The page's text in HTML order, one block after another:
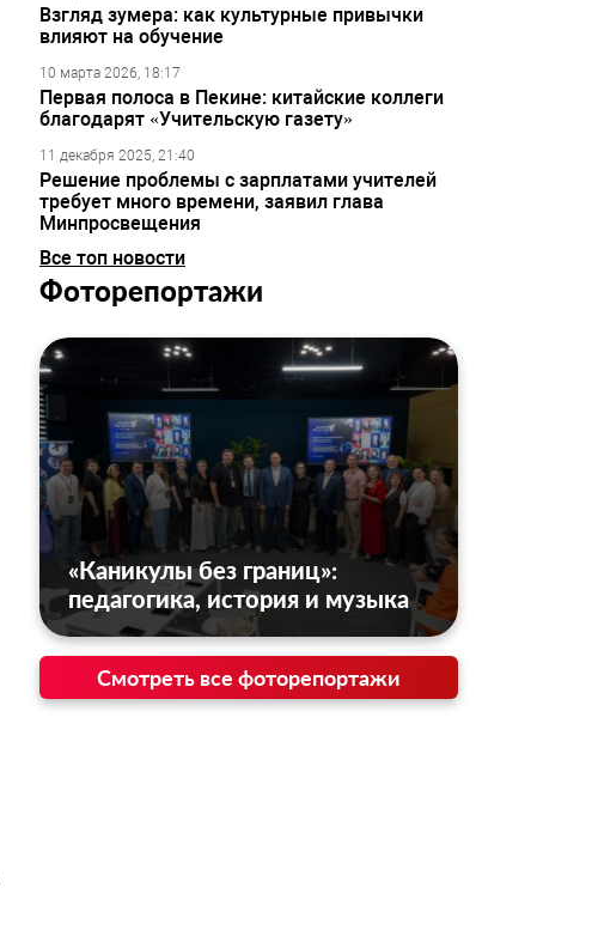
Взгляд зумера: как культурные привычки
влияют на обучение
10 марта 2026, 18:17
Первая полоса в Пекине: китайские коллеги
благодарят «Учительскую газету»
11 декабря 2025, 21:40
Решение проблемы с зарплатами учителей
требует много времени, заявил глава
Минпросвещения
Все топ новости
Фоторепортажи
«Каникулы без границ»:
педагогика, история и музыка
Смотреть все фоторепортажи